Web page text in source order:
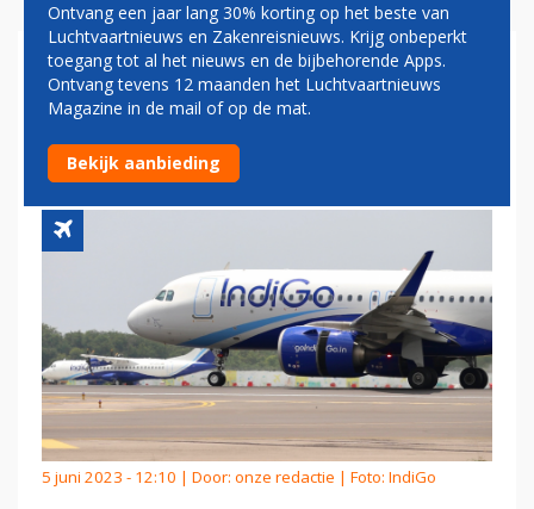
'INDIGO VERDUBBELT
AIRBUS-ORDER NAAR BIJNA
1000 VLIEGTUIGEN'
5 juni 2023 - 12:10 | Door: onze redactie | Foto: IndiGo
Ontvang een jaar lang 30% korting op het beste van
Luchtvaartnieuws en Zakenreisnieuws. Krijg onbeperkt
toegang tot al het nieuws en de bijbehorende Apps.
Ontvang tevens 12 maanden het Luchtvaartnieuws
Magazine in de mail of op de mat.
Bekijk aanbieding